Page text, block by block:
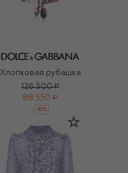
Хлопковая рубашка
126 500 ₽
88 550 ₽
-30%